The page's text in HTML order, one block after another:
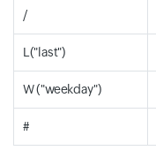
/
L("last")
W ("weekday")
#